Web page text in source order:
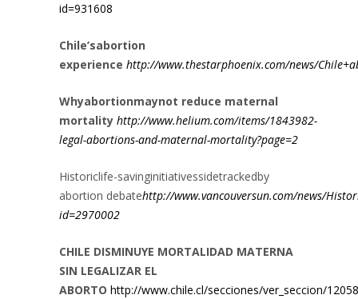
id=931608
Chile’sabortion
experience http://www.thestarphoenix.com/news/
Whyabortionmaynot reduce maternal
mortality http://www.helium.com/items/1843982-
legal-abortions-and-maternal-mortality?page=2
Historiclife-savinginitiativessidetrackedby
abortion debatehttp://www.vancouversun.com/news/
id=2970002
CHILE DISMINUYE MORTALIDAD MATERNA
SIN LEGALIZAR EL
ABORTO http://www.chile.cl/secciones/ver_seccion/